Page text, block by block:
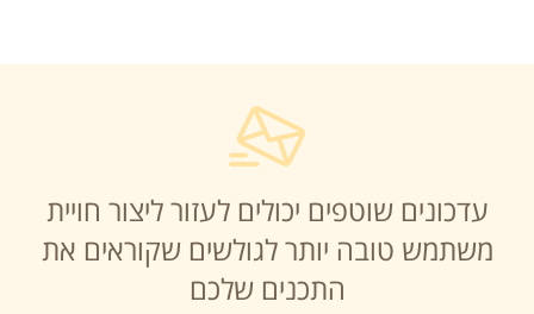
עדכונים שוטפים יכולים לעזור ליצור חויית
משתמש טובה יותר לגולשים שקוראים את
התכנים שלכם